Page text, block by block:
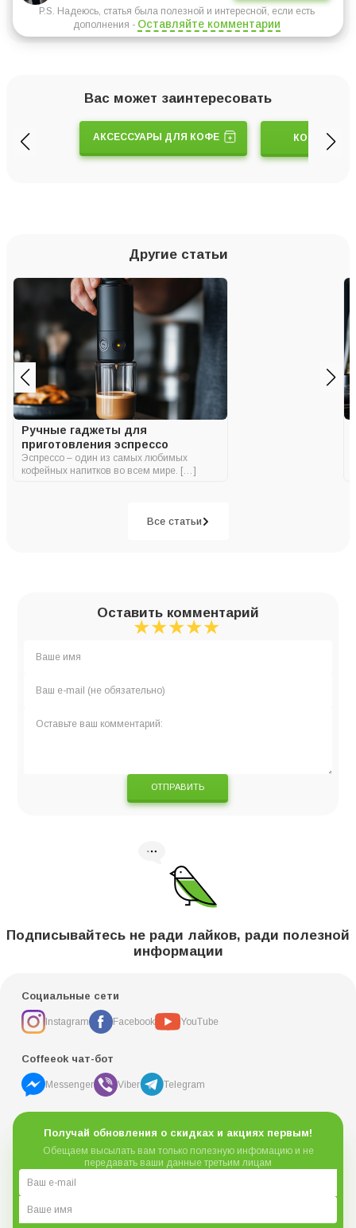
P.S. Надеюсь, статья была полезной и интересной, если есть
дополнения - Оставляйте комментарии
Вас может заинтересовать
АКСЕССУАРЫ ДЛЯ КОФЕ КОФЕ
Другие статьи
Ручные гаджеты для
приготовления эспрессо
Эспрессо – один из самых любимых
кофейных напитков во всем мире. […]
Все статьи
Оставить комментарий
★
★★
★★★
★★★★
★★★★★
ОТПРАВИТЬ
Подписывайтесь не ради лайков, ради полезной
информации
Социальные сети
Instagram Facebook YouTube
Coffeeok чат-бот
Messenger Viber Telegram
Получай обновления о скидках и акциях первым!
Обещаем высылать вам только полезную инфомацию и не
передавать ваши данные третьим лицам